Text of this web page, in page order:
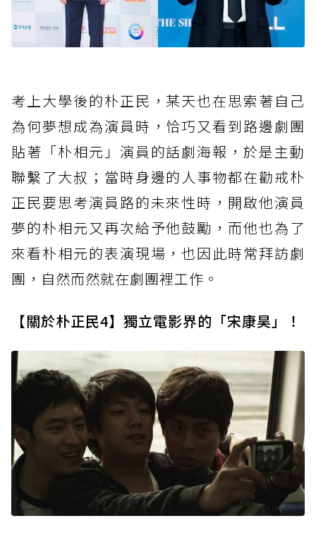
考上大學後的朴正民，某天也在思索著自己
為何夢想成為演員時，恰巧又看到路邊劇團
貼著「朴相元」演員的話劇海報，於是主動
聯繫了大叔；當時身邊的人事物都在勸戒朴
正民要思考演員路的未來性時，開啟他演員
夢的朴相元又再次給予他鼓勵，而他也為了
來看朴相元的表演現場，也因此時常拜訪劇
團，自然而然就在劇團裡工作。
【關於朴正民4】獨立電影界的「宋康昊」！